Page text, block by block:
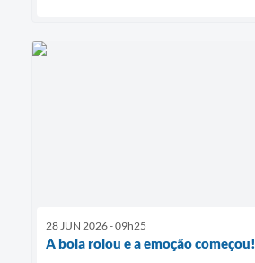
28 JUN 2026 - 09h25
A bola rolou e a emoção começou!